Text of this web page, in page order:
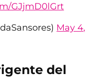
GJjmD0lGrt
May 4,
del